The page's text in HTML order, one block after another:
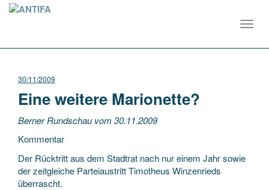
30/11/2009
Eine weitere Marionette?
Berner Rundschau vom 30.11.2009
Kommentar
Der Rücktritt aus dem Stadtrat nach nur einem Jahr sowie
der zeitgleiche Parteiaustritt Timotheus Winzenrieds
überrascht.